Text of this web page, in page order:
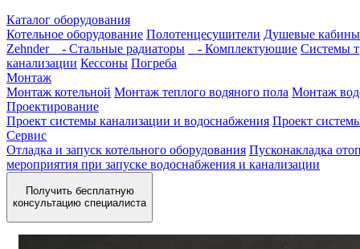
Каталог оборудования
Котельное оборудование Полотенцесушители Душевые кабины
Zehnder
- Стальные радиаторы - Комплектующие Системы
канализации Кессоны Погреба
Монтаж
Монтаж котельной Монтаж теплого водяного пола Монтаж
Проектирование
Проект системы канализации и водоснабжения Проект
Сервис
Отладка и запуск котельного оборудования Пусконакладка
мероприятия при запуске водоснабжения и канализации
Получить бесплатную
консультацию специалиста